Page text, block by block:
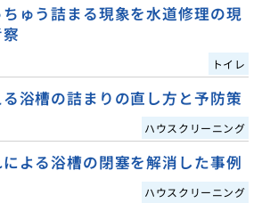
ちゅう詰まる現象を水道修理の現
トイレ
浴槽の詰まりの直し方と予防策
ハウスクリーニング
よる浴槽の閉塞を解消した事例
ハウスクリーニング